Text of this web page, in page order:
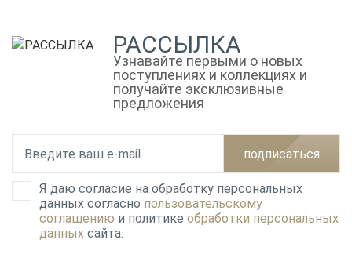
РАССЫЛКА
Узнавайте первыми о новых
поступлениях и коллекциях и
получайте эксклюзивные
предложения
подписаться
Я даю согласие на обработку персональных
данных согласно пользовательскому
соглашению и политике обработки персональных
данных сайта.